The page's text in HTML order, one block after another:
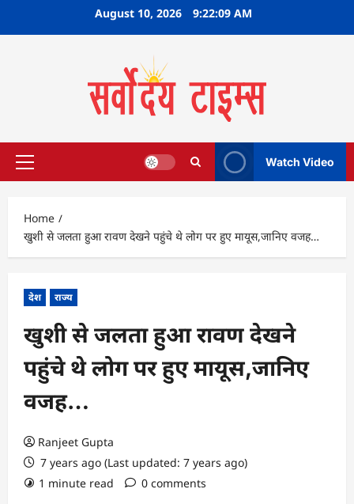
August 10, 2026 9:22:10 AM
Primary
Watch Video
Home
खुशी से जलता हुआ रावण देखने पहुंचे थे लोग पर हुए मायूस,जानिए वजह…
देश राज्य
खुशी से जलता हुआ रावण देखने
पहुंचे थे लोग पर हुए मायूस,जानिए
वजह…
Ranjeet Gupta
7 years ago (Last updated: 7 years ago)
1 minute read
0 comments